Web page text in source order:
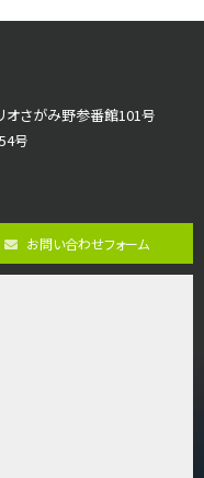
長後駅
バ11分 歩6分
…
3,680万円
4ＬＤＫ
さがみ野駅
さがみ野参番館101号
号
お問い合わせフォーム